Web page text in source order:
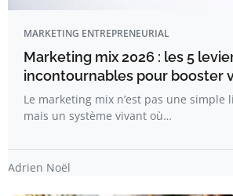
MARKETING ENTREPRENEURIAL
Marketing mix 2026 : les 5
incontournables pour booster
Le marketing mix n’est pas une simple
mais un système vivant où…
Adrien Noël